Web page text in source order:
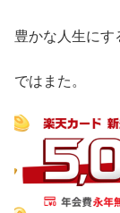
豊かな人生にす
ではまた。